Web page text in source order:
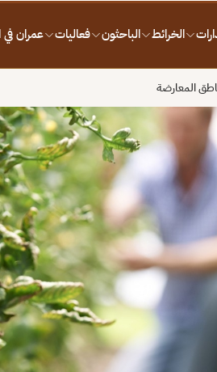
الخرائط الباحثون فعاليات عمران في
المعارضة